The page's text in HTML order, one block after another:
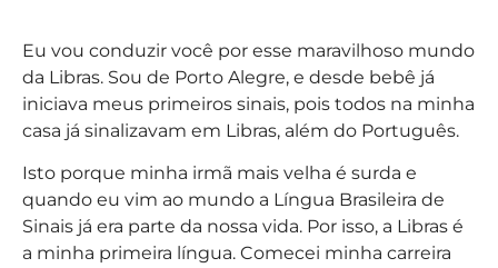
Eu vou conduzir você por esse maravilhoso mundo
da Libras. Sou de Porto Alegre, e desde bebê já
iniciava meus primeiros sinais, pois todos na minha
casa já sinalizavam em Libras, além do Português.
Isto porque minha irmã mais velha é surda e
quando eu vim ao mundo a Língua Brasileira de
Sinais já era parte da nossa vida. Por isso, a Libras é
a minha primeira língua. Comecei minha carreira